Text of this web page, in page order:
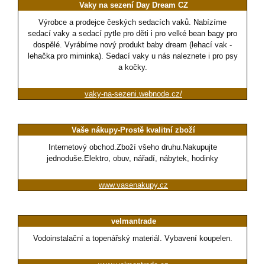
Vaky na sezení Day Dream CZ
Výrobce a prodejce českých sedacích vaků. Nabízíme
sedací vaky a sedací pytle pro děti i pro velké bean bagy pro
dospělé. Vyrábíme nový produkt baby dream (lehací vak -
lehačka pro miminka). Sedací vaky u nás naleznete i pro psy
a kočky.
vaky-na-sezeni.webnode.cz/
Vaše nákupy-Prostě kvalitní zboží
Internetový obchod.Zboží všeho druhu.Nakupujte
jednoduše.Elektro, obuv, nářadí, nábytek, hodinky
www.vasenakupy.cz
velmantrade
Vodoinstalační a topenářský materiál. Vybavení koupelen.